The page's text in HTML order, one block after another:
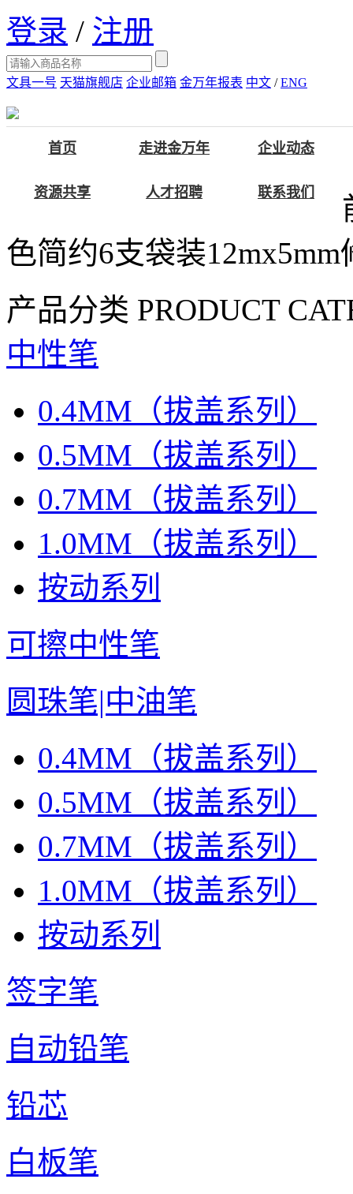
登录 / 注册
文具一号 天猫旗舰店 企业邮箱 金万年报表 中文 / ENG
首页 走进金万年 企业动态
资源共享 人才招聘 联系我们
色简约6支袋装12mx5mm
产品分类 PRODUCT
中性笔
0.4MM（拔盖系列）
0.5MM（拔盖系列）
0.7MM（拔盖系列）
1.0MM（拔盖系列）
按动系列
可擦中性笔
圆珠笔|中油笔
0.4MM（拔盖系列）
0.5MM（拔盖系列）
0.7MM（拔盖系列）
1.0MM（拔盖系列）
按动系列
签字笔
自动铅笔
铅芯
白板笔